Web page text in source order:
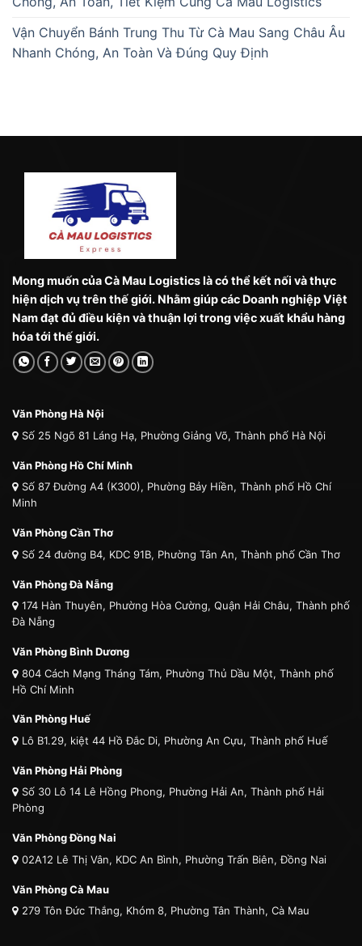
Vận Chuyển Bánh Trung Thu Từ Cà Mau Sang Châu Âu
Nhanh Chóng, An Toàn Và Đúng Quy Định
Mong muốn của Cà Mau Logistics là có thể kết nối và thực
hiện dịch vụ trên thế giới. Nhằm giúp các Doanh nghiệp Việt
Nam đạt đủ điều kiện và thuận lợi trong việc xuất khẩu hàng
hóa tới thế giới.
Văn Phòng Hà Nội
Số 25 Ngõ 81 Láng Hạ, Phường Giảng Võ, Thành phố Hà Nội
Văn Phòng Hồ Chí Minh
Số 87 Đường A4 (K300), Phường Bảy Hiền, Thành phố Hồ Chí
Minh
Văn Phòng Cần Thơ
Số 24 đường B4, KDC 91B, Phường Tân An, Thành phố Cần Thơ
Văn Phòng Đà Nẵng
174 Hàn Thuyên, Phường Hòa Cường, Quận Hải Châu, Thành phố
Đà Nẵng
Văn Phòng Bình Dương
804 Cách Mạng Tháng Tám, Phường Thủ Dầu Một, Thành phố
Hồ Chí Minh
Văn Phòng Huế
Lô B1.29, kiệt 44 Hồ Đắc Di, Phường An Cựu, Thành phố Huế
Văn Phòng Hải Phòng
Số 30 Lô 14 Lê Hồng Phong, Phường Hải An, Thành phố Hải
Phòng
Văn Phòng Đồng Nai
02A12 Lê Thị Vân, KDC An Bình, Phường Trấn Biên, Đồng Nai
Văn Phòng Cà Mau
279 Tôn Đức Thắng, Khóm 8, Phường Tân Thành, Cà Mau